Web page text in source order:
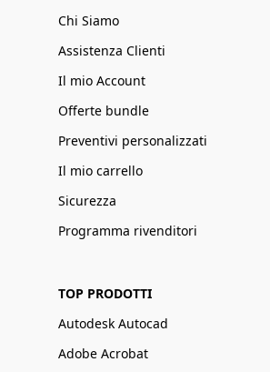
Chi Siamo
Assistenza Clienti
Il mio Account
Offerte bundle
Preventivi personalizzati
Il mio carrello
Sicurezza
Programma rivenditori
TOP PRODOTTI
Autodesk Autocad
Adobe Acrobat